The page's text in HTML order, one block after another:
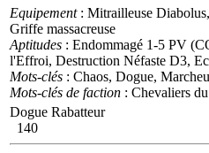
Equipement: Mitrailleuse
Griffe massacreuse
Aptitudes : Endommagé 1-5 PV
l'Effroi, Destruction Néfaste D3,
Mots-clés : Chaos, Dogue,
Mots-clés de faction : Chevaliers
Dogue Rabatteur
140